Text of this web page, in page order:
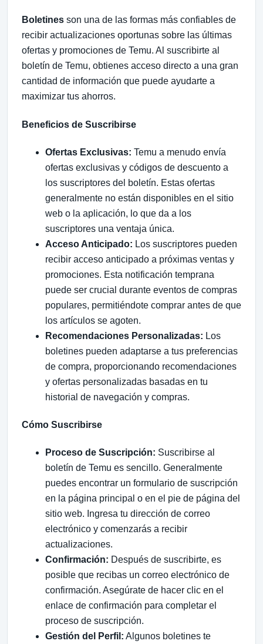
Boletines son una de las formas más confiables de
recibir actualizaciones oportunas sobre las últimas
ofertas y promociones de Temu. Al suscribirte al
boletín de Temu, obtienes acceso directo a una gran
cantidad de información que puede ayudarte a
maximizar tus ahorros.
Beneficios de Suscribirse
Ofertas Exclusivas: Temu a menudo envía
ofertas exclusivas y códigos de descuento a
los suscriptores del boletín. Estas ofertas
generalmente no están disponibles en el sitio
web o la aplicación, lo que da a los
suscriptores una ventaja única.
Acceso Anticipado: Los suscriptores pueden
recibir acceso anticipado a próximas ventas y
promociones. Esta notificación temprana
puede ser crucial durante eventos de compras
populares, permitiéndote comprar antes de que
los artículos se agoten.
Recomendaciones Personalizadas: Los
boletines pueden adaptarse a tus preferencias
de compra, proporcionando recomendaciones
y ofertas personalizadas basadas en tu
historial de navegación y compras.
Cómo Suscribirse
Proceso de Suscripción: Suscribirse al
boletín de Temu es sencillo. Generalmente
puedes encontrar un formulario de suscripción
en la página principal o en el pie de página del
sitio web. Ingresa tu dirección de correo
electrónico y comenzarás a recibir
actualizaciones.
Confirmación: Después de suscribirte, es
posible que recibas un correo electrónico de
confirmación. Asegúrate de hacer clic en el
enlace de confirmación para completar el
proceso de suscripción.
Gestión del Perfil: Algunos boletines te